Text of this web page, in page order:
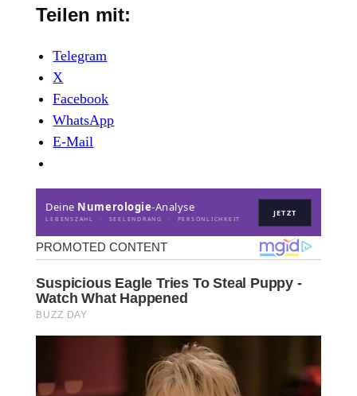
Teilen mit:
Telegram
X
Facebook
WhatsApp
E-Mail
Deine Numerologie-Analyse
LEBENSZAHL · SEELENDRANG · PERSÖNLICHKEIT
JETZT